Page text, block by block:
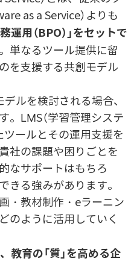
as a Service）よりも
務運用（BPO）」をセットで
単なるツール提供に留
を支援する共創モデル
ルを検討される場合、
。LMS（学習管理システ
ツールとその運用支援を
社の課題や困りごとを
なサポートはもちろ
きる強みがあります。
・教材制作・eラーニン
のように活用していく
教育の「質」を高める企